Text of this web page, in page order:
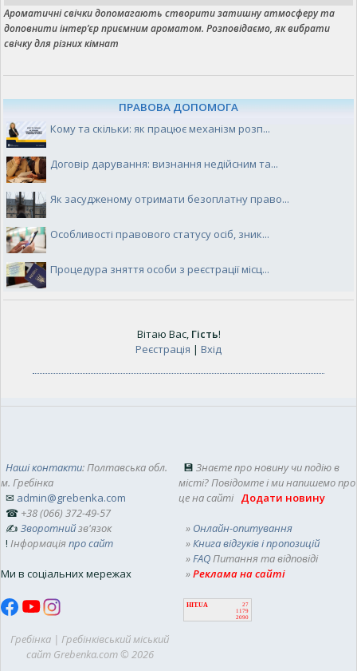
Ароматичні свічки допомагають створити затишну атмосферу та
доповнити інтер’єр приємним ароматом. Розповідаємо, як вибрати
свічку для різних кімнат
ПРАВОВА ДОПОМОГА
Кому та скільки: як працює механізм розп...
Договір дарування: визнання недійсним та...
Як засудженому отримати безоплатну право...
Особливості правового статусу осіб, зник...
Процедура зняття особи з реєстрації місц...
Вітаю Вас, Гість!
Реєстрація | Вхід
Наші контакти: Полтавська обл.
м. Гребінка
✉ admin@grebenka.com
☎ +38 (066) 372-49-57
✍ Зворотнийзв'язок
! Інформаціяпро сайт
Ми в соціальних мережах
Гребінка | Гребінківський міський
сайт Grebenka.com © 2026
💾 Знаєте про новину чи подію в
місті? Повідомте і ми напишемо про
це на сайті Додати новину
» Онлайн-опитування
»Книга відгуків і пропозицій
»FAQПитання та відповіді
»Реклама на сайті
HIT.UA
27
1179
2090